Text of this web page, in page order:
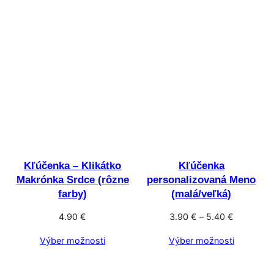
Kľúčenka – Klikátko
Makrónka Srdce (rôzne
farby)
4.90€
Výber možností
Kľúčenka
personalizovaná Meno
(malá/veľká)
3.90 € – 5.40 €Price
3.90 €
Výber možností